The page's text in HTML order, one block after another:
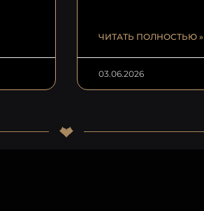
ЧИТАТЬ ПОЛНОСТЬЮ »
03.06.2026